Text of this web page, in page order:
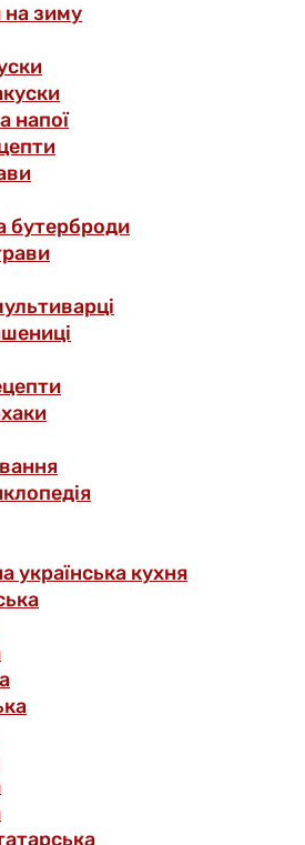
на зиму
напої
бутерброди
українська кухня